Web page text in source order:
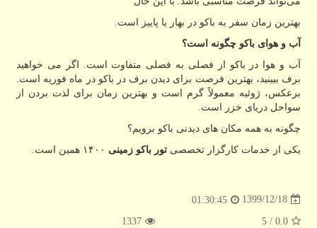
بهترین زمان سفر به باکو در بهار یا پاییز است.
آب و هوای باکو چگونه است؟
آب و هوا در باکو از فصلی به فصلی متفاوت است. اگر می خواهید
برف ببینید، بهترین فرصت برای دیدن برف در باکو در ماه فوریه است.
برعکس، ژوئیه معمولاً گرم است و بهترین زمان برای لذت بردن از
سواحل دریای خزر است.
چگونه به همه مکان های دیدنی باکو برویم؟
یکی از خدمات کارگزار تخصصی تور باکو زمینی
1399/12/18
01:30:45
0.0
/ 5
1337